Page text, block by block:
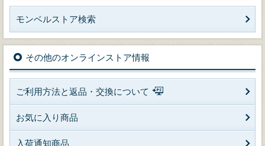
モンベルストア検索
その他のオンラインストア情報
ご利用方法と返品・交換について
お気に入り商品
入荷通知商品